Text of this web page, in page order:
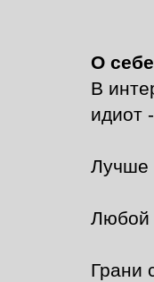
О
В
идиот
Лучше
Любой
Грани